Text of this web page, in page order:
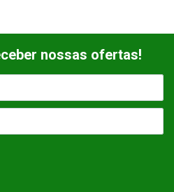
nossas ofertas!